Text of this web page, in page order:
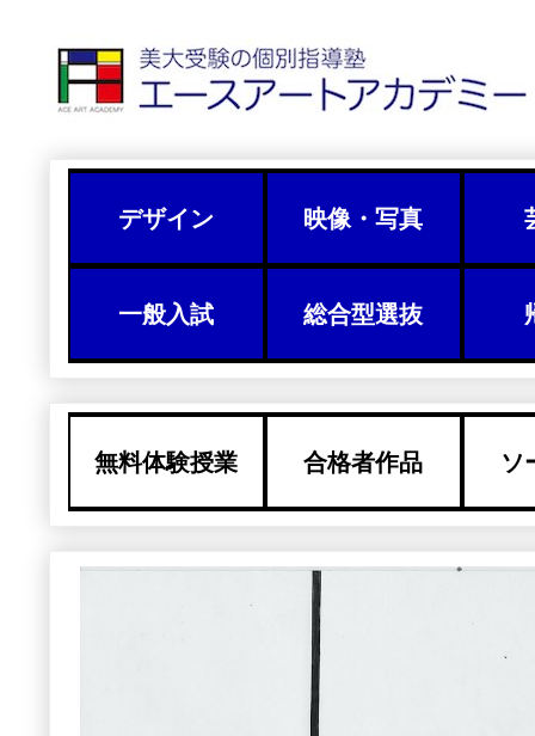
デザイン 映像・写真
一般入試 総合型選抜
無料体験授業 合格者作品 ソ
デザイン系 参